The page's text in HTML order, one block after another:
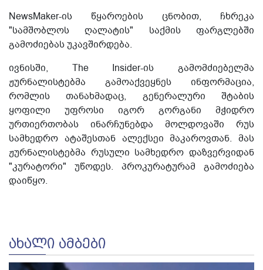
NewsMaker-ის წყაროების ცნობით, ჩხრეკა
"სამშობლოს ღალატის" საქმის ფარგლებში
გამოძიებას უკავშირდება.
ივნისში, The Insider-ის გამომძიებელმა
ჟურნალისტებმა გამოაქვეყნეს ინფორმაცია,
რომლის თანახმადაც, გენერალური შტაბის
ყოფილი უფროსი იგორ გორგანი მჭიდრო
ურთიერთობას ინარჩუნებდა მოლდოვაში რუს
სამხედრო ატაშესთან ალექსეი მაკაროვთან. მას
ჟურნალისტებმა რუსული სამხედრო დაზვერვიდან
"კურატორი" უწოდეს. პროკურატურამ გამოძიება
დაიწყო.
ᲐᲮᲐᲚᲘ ᲐᲛᲑᲔᲑᲘ